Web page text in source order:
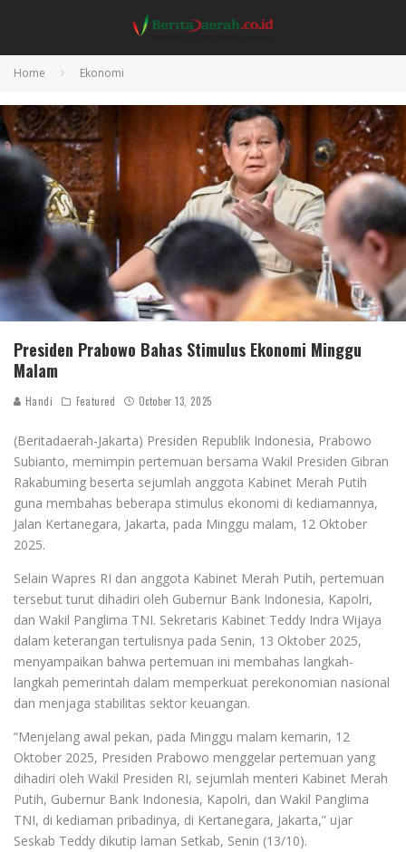
Home Ekonomi
Presiden Prabowo Bahas Stimulus Ekonomi Minggu
Malam
Handi Featured October 13, 2025
(Beritadaerah-Jakarta) Presiden Republik Indonesia, Prabowo
Subianto, memimpin pertemuan bersama Wakil Presiden Gibran
Rakabuming beserta sejumlah anggota Kabinet Merah Putih
guna membahas beberapa stimulus ekonomi di kediamannya,
Jalan Kertanegara, Jakarta, pada Minggu malam, 12 Oktober
2025.
Selain Wapres RI dan anggota Kabinet Merah Putih, pertemuan
tersebut turut dihadiri oleh Gubernur Bank Indonesia, Kapolri,
dan Wakil Panglima TNI. Sekretaris Kabinet Teddy Indra Wijaya
dalam keterangan tertulisnya pada Senin, 13 Oktober 2025,
menyampaikan bahwa pertemuan ini membahas langkah-
langkah pemerintah dalam memperkuat perekonomian nasional
dan menjaga stabilitas sektor keuangan.
“Menjelang awal pekan, pada Minggu malam kemarin, 12
Oktober 2025, Presiden Prabowo menggelar pertemuan yang
dihadiri oleh Wakil Presiden RI, sejumlah menteri Kabinet Merah
Putih, Gubernur Bank Indonesia, Kapolri, dan Wakil Panglima
TNI, di kediaman pribadinya, di Kertanegara, Jakarta,” ujar
Seskab Teddy dikutip laman Setkab, Senin (13/10).